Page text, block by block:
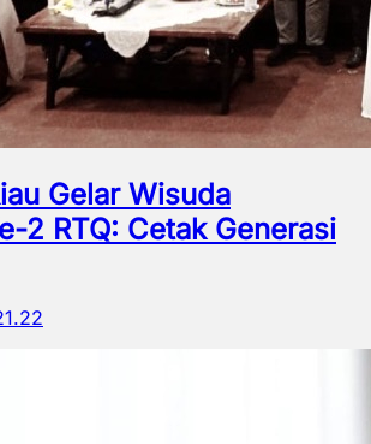
Gelar Wisuda
2 RTQ: Cetak Generasi